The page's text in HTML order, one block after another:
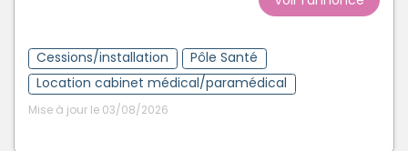
Cessions/installation
Pôle Santé
Location cabinet médical/paramédical
Mise à jour le 03/08/2026